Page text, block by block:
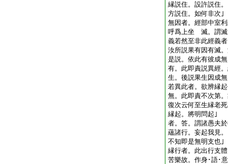
縁説住。設許説住
方説住。如何非
無因者。經部中室
呼爲上坐 滅。謂
義若然至非此經義
汝所説果有因有滅
是説。依此有彼成
有。此即責説異經
生。後説果生因成
若異此者。欲辨縁
無。此即責不次第
復次云何至生縁老
縁起。將明問起｣
者。答。謂諸愚夫
蘊諸行。妄起我見
不知即是無明支
縁行者。此出行支
苦樂故。作身･語･